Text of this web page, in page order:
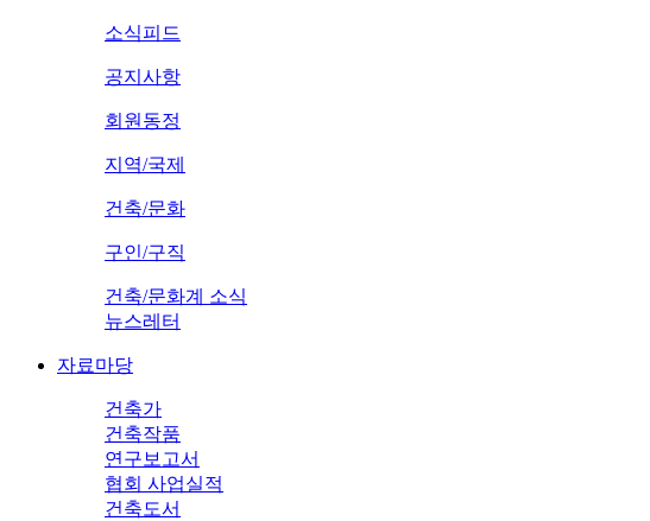
소식피드
공지사항
회원동정
지역/국제
건축/문화
구인/구직
건축/문화계 소식
뉴스레터
자료마당
건축가
건축작품
연구보고서
협회 사업실적
건축도서